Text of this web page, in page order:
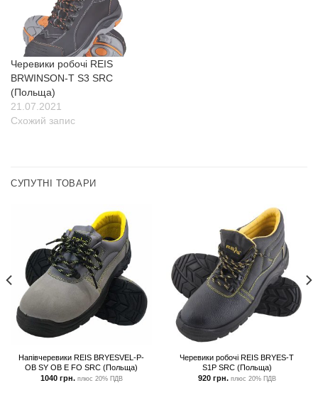
Черевики робочі REIS
BRWINSON-T S3 SRC
(Польща)
21.07.2021
Схожий запис
СУПУТНІ ТОВАРИ
Напівчеревики REIS BRYESVEL-P-
OB SY OB E FO SRC (Польща)
1040 грн. плюс 20% ПДВ
Черевики робочі REIS BRYES-T
S1P SRC (Польща)
920 грн. плюс 20% ПДВ